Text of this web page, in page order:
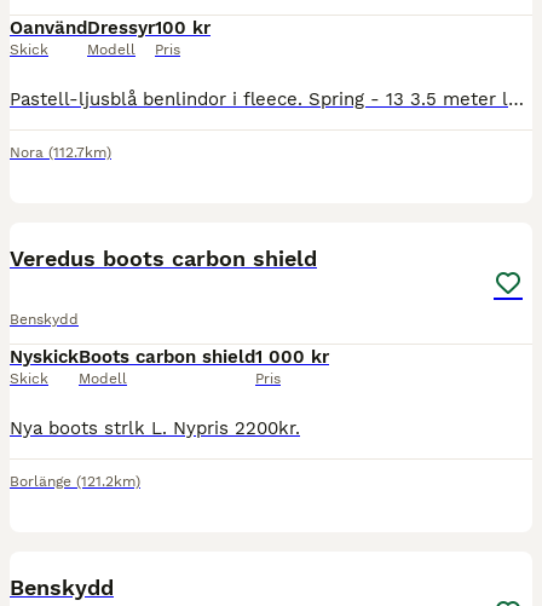
Oanvänd
Skick
Dressyr
Modell
100 kr
Pris
Pastell-ljusblå benlindor i fleece. Spring - 13 3.5 meter långa, det står M i storlek men ignorera det. Kan skickas om köparen står för frakten. Betalas med swish Skickas med Postnord eller DHL.
Nora (112.7km)
Veredus boots carbon shield
Benskydd
Nyskick
Skick
Boots carbon shield
Modell
1 000 kr
Pris
Nya boots strlk L. Nypris 2200kr.
Borlänge (121.2km)
Benskydd